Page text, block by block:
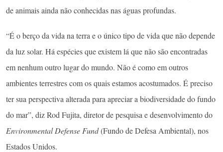
de animais ainda não conhecidas nas águas profundas.
“É o berço da vida na terra e o único tipo de vida que não depende
da luz solar. Há espécies que existem lá que não são encontradas
em nenhum outro lugar do mundo. Não é como em outros
ambientes terrestres com os quais estamos acostumados. É preciso
ter sua perspectiva alterada para apreciar a biodiversidade do fundo
do mar”, diz Rod Fujita, diretor de pesquisa e desenvolvimento do
Environmental Defense Fund(Fundo de Defesa Ambiental), nos
Estados Unidos.